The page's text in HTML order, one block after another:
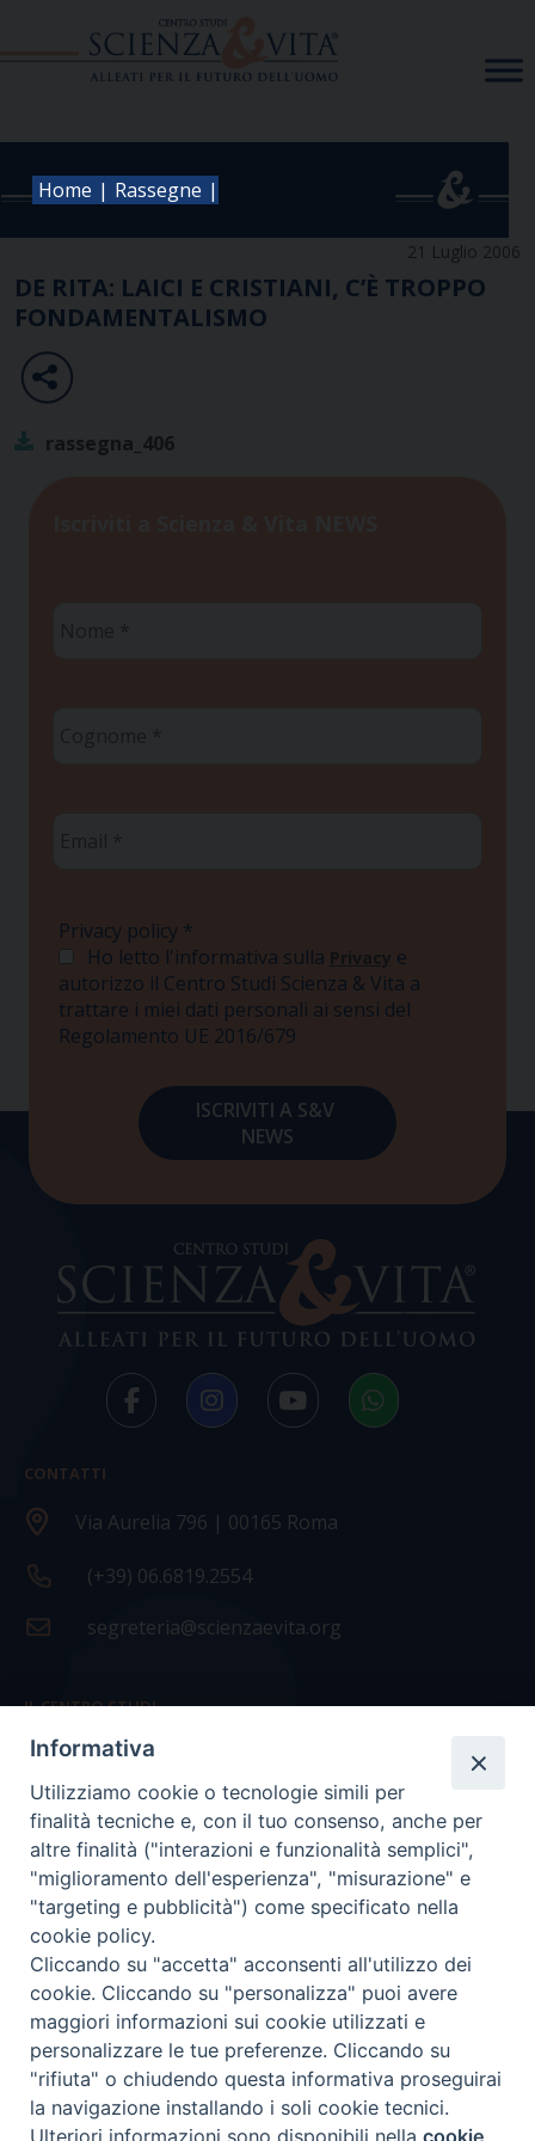
Home | Rassegne |
21 Luglio 2006
DE RITA: LAICI E CRISTIANI, C’È TROPPO
FONDAMENTALISMO
rassegna_406
Privacy policy *
Ho letto l'informativa sulla Privacy e
autorizzo il Centro Studi Scienza & Vita a
trattare i miei dati personali ai sensi del
Regolamento UE 2016/679
CONTATTI
Via Aurelia 796 | 00165 Roma
(+39) 06.6819.2554
segreteria@scienzaevita.org
IL CENTRO STUDI
La nostra storia
Statuto
Presidenza e ufficio presidenza
Consiglio scientifico
Coordinamento nazionale
COPYRIGHT Scienza & Vita - C.F96600690588- Tutti i
diritti -Privacy- Credits
Informativa
Utilizziamo cookie o tecnologie simili per
finalità tecniche e, con il tuo consenso, anche per
altre finalità ("interazioni e funzionalità semplici",
"miglioramento dell'esperienza", "misurazione" e
"targeting e pubblicità") come specificato nella
cookie policy.
Cliccando su "accetta" acconsenti all'utilizzo dei
cookie. Cliccando su "personalizza" puoi avere
maggiori informazioni sui cookie utilizzati e
personalizzare le tue preferenze. Cliccando su
"rifiuta" o chiudendo questa informativa proseguirai
la navigazione installando i soli cookie tecnici.